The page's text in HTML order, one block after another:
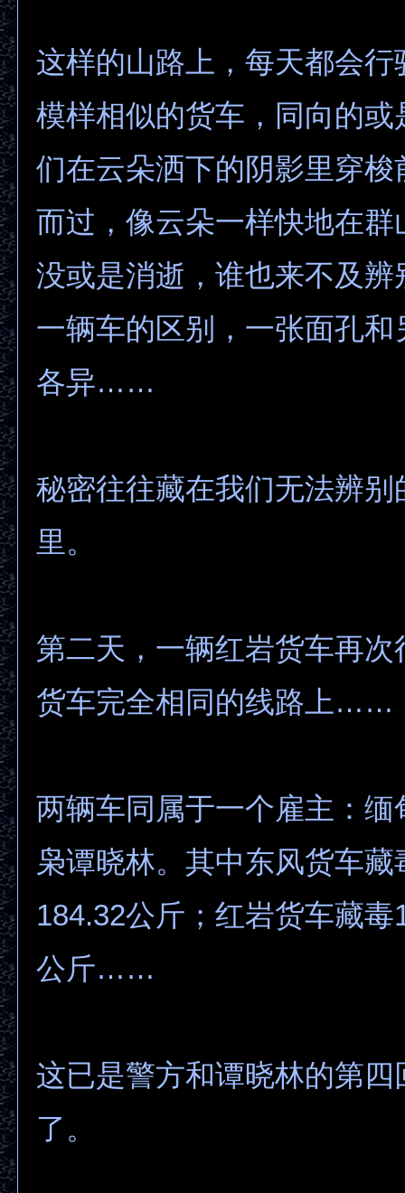
这样的山路上，每天都会行
模样相似的货车，同向的或
们在云朵洒下的阴影里穿梭
而过，像云朵一样快地在群
没或是消逝，谁也来不及辨
一辆车的区别，一张面孔和
各异……
秘密往往藏在我们无法辨别
里。
第二天，一辆红岩货车再次
货车完全相同的线路上……
两辆车同属于一个雇主：缅
枭谭晓林。其中东风货车藏
184.32公斤；红岩货车藏毒
公斤……
这已是警方和谭晓林的第四
了。